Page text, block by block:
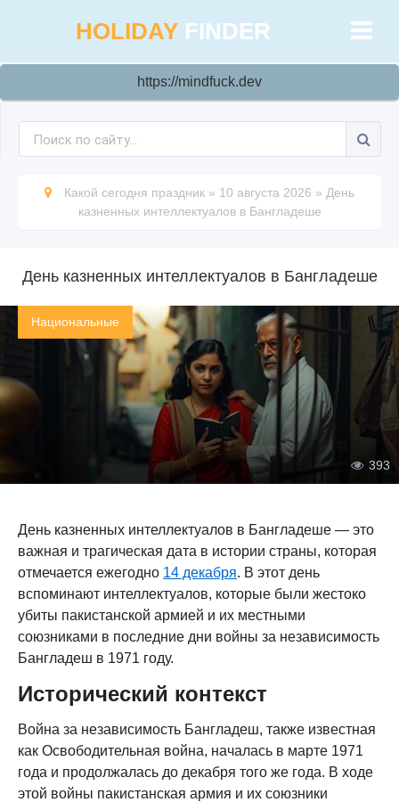
HOLIDAY FINDER
https://mindfuck.dev
Какой сегодня праздник » 10 августа 2026 » День
казненных интеллектуалов в Бангладеше
День казненных интеллектуалов в Бангладеше
Национальные
393
День казненных интеллектуалов в Бангладеше — это
важная и трагическая дата в истории страны, которая
отмечается ежегодно 14 декабря. В этот день
вспоминают интеллектуалов, которые были жестоко
убиты пакистанской армией и их местными
союзниками в последние дни войны за независимость
Бангладеш в 1971 году.
Исторический контекст
Война за независимость Бангладеш, также известная
как Освободительная война, началась в марте 1971
года и продолжалась до декабря того же года. В ходе
этой войны пакистанская армия и их союзники